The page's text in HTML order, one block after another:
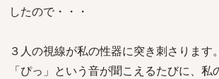
したので・・・
３人の視線が私の性器に突き刺さります。
「ぴっ」という音が聞こえるたびに、私